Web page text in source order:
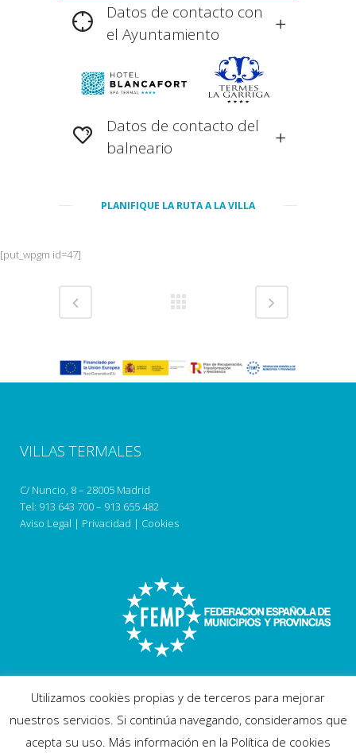
Datos de contacto con
el Ayuntamiento
Datos de contacto del
balneario
PLANIFIQUE LA RUTA A LA VILLA
[put_wpgm id=47]
VILLAS TERMALES
C/ Nuncio, 8 – 28005 Madrid
Tel: 913 643 700– 913 655 482
Aviso Legal | Privacidad | Cookies
Utilizamos cookies propias y de terceros para mejorar
nuestros servicios. Si continúa navegando, consideramos que
acepta su uso. Más información en la Política de cookies